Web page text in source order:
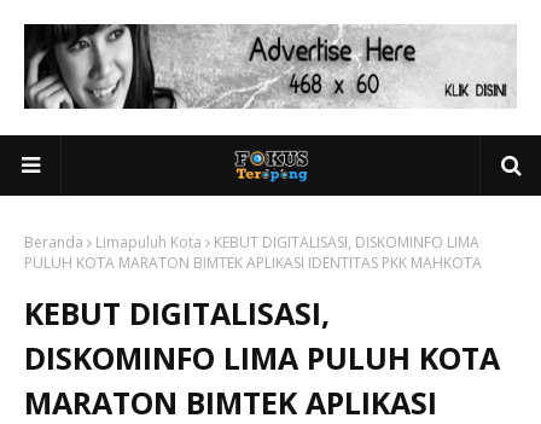
Beranda Limapuluh Kota
KEBUT DIGITALISASI, DISKOMINFO LIMA
PULUH KOTA MARATON BIMTEK APLIKASI IDENTITAS PKK MAHKOTA
KEBUT DIGITALISASI,
DISKOMINFO LIMA PULUH KOTA
MARATON BIMTEK APLIKASI